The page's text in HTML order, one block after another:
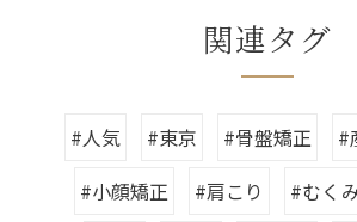
関連タグ
#人気 #東京 #骨盤矯正
#
#小顔矯正
#肩こり #むく